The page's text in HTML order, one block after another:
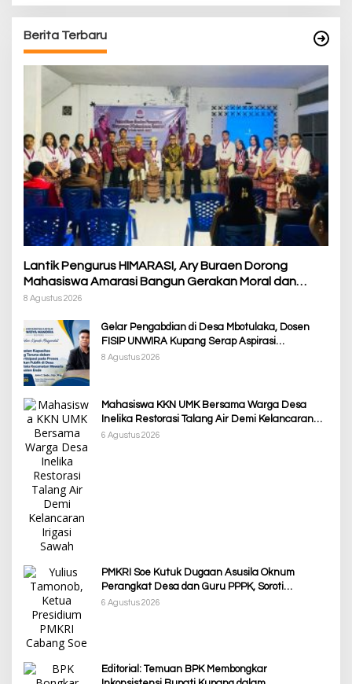
Berita Terbaru
Lantik Pengurus HIMARASI, Ary Buraen Dorong
Mahasiswa Amarasi Bangun Gerakan Moral dan
Berdampak bagi Rakyat
8 Agustus 2026
Gelar Pengabdian di Desa Mbotulaka, Dosen
FISIP UNWIRA Kupang Serap Aspirasi
Masyarakat & Penguatan Kapasitas Karang
8 Agustus 2026
Mahasiswa KKN UMK Bersama Warga Desa
Inelika Restorasi Talang Air Demi Kelancaran
Irigasi Sawah
6 Agustus 2026
PMKRI Soe Kutuk Dugaan Asusila Oknum
Perangkat Desa dan Guru PPPK, Soroti
Ketimpangan Penanganan Pemkab TTS
6 Agustus 2026
Editorial: Temuan BPK Membongkar